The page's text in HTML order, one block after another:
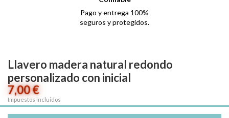
Pago y entrega 100%
seguros y protegidos.
Llavero madera natural redondo
personalizado con inicial
7,00 €
Impuestos incluidos